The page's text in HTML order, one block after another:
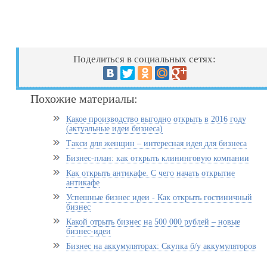
Поделиться в социальных сетях:
Похожие материалы:
Какое производство выгодно открыть в 2016 году
(актуальные идеи бизнеса)
Такси для женщин – интересная идея для бизнеса
Бизнес-план: как открыть клининговую компании
Как открыть антикафе. С чего начать открытие
антикафе
Успешные бизнес идеи - Как открыть гостиничный
бизнес
Какой отрыть бизнес на 500 000 рублей – новые
бизнес-идеи
Бизнес на аккумуляторах: Скупка б/у аккумуляторов